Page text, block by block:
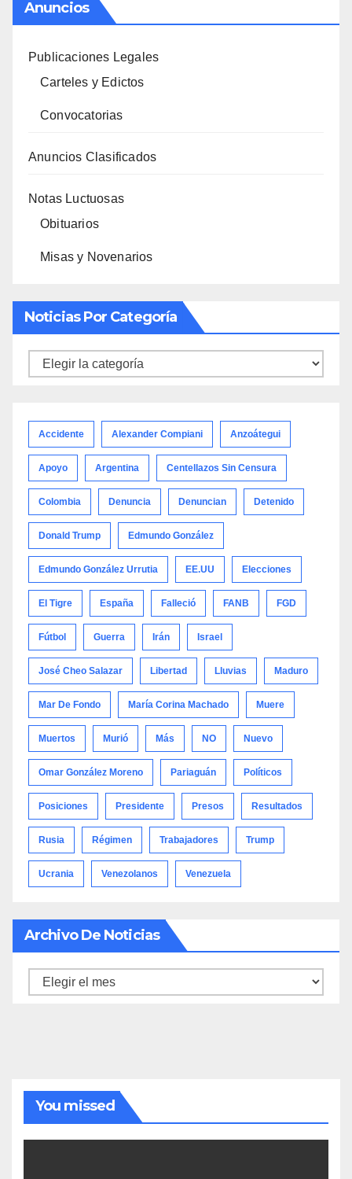
Anuncios
Publicaciones Legales
Carteles y Edictos
Convocatorias
Anuncios Clasificados
Notas Luctuosas
Obituarios
Misas y Novenarios
Noticias Por Categoría
Noticias
Accidente Alexander Compiani Anzoátegui
Apoyo Argentina Centellazos Sin Censura
Colombia Denuncia Denuncian Detenido
Donald Trump Edmundo González
Edmundo González Urrutia EE.UU Elecciones
El Tigre España Falleció FANB FGD
Fútbol Guerra Irán Israel
José Cheo Salazar Libertad Lluvias Maduro
Mar De Fondo María Corina Machado Muere
Muertos Murió Más NO Nuevo
Omar González Moreno Pariaguán Políticos
Posiciones Presidente Presos Resultados
Rusia Régimen Trabajadores Trump
Ucrania Venezolanos Venezuela
Archivo De Noticias
Archivo
You missed